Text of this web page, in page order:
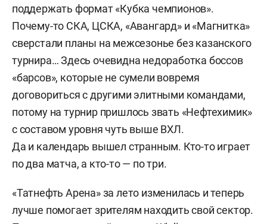
поддержать формат «Кубка чемпионов».
Почему-то СКА, ЦСКА, «Авангард» и «Магнитка»
сверстали планы на межсезонье без казанского
турнира… Здесь очевидна недоработка боссов
«барсов», которые не сумели вовремя
договориться с другими элитными командами,
потому на турнир пришлось звать «Нефтехимик»
с составом уровня чуть выше ВХЛ.
Да и календарь вышел странным. Кто-то играет
по два матча, а кто-то — по три.
«Татнефть Арена» за лето изменилась и теперь
лучше помогает зрителям находить свой сектор.